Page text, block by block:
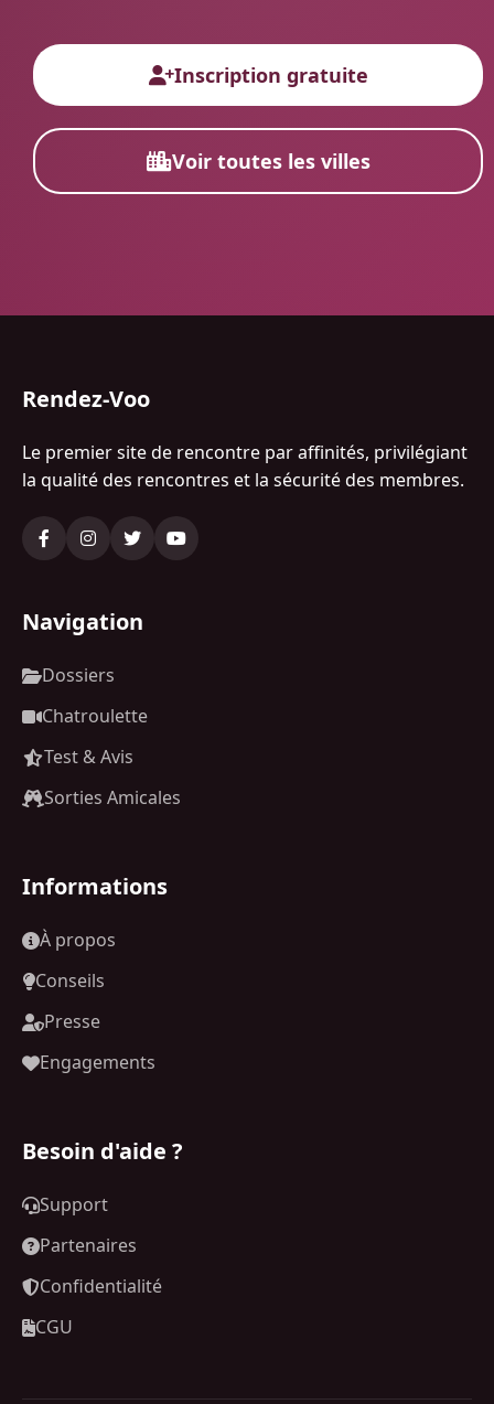
Inscription gratuite
Voir toutes les villes
Rendez-Voo
Le premier site de rencontre par affinités, privilégiant
la qualité des rencontres et la sécurité des membres.
Navigation
Dossiers
Chatroulette
Test & Avis
Sorties Amicales
Informations
À propos
Conseils
Presse
Engagements
Besoin d'aide ?
Support
Partenaires
Confidentialité
CGU